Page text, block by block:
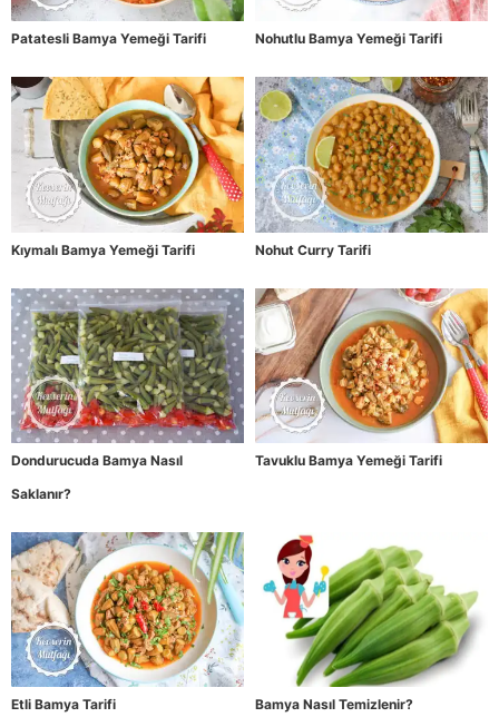
Patatesli Bamya Yemeği Tarifi Nohutlu Bamya Yemeği Tarifi
Kıymalı Bamya Yemeği Tarifi Nohut Curry Tarifi
Dondurucuda Bamya Nasıl
Saklanır?
Tavuklu Bamya Yemeği Tarifi
Etli Bamya Tarifi Bamya Nasıl Temizlenir?